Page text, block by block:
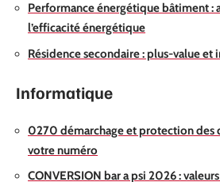
Performance énergétique bâtiment :
l’efficacité énergétique
Résidence secondaire : plus-value et
Informatique
0270 démarchage et protection des
votre numéro
CONVERSION bar a psi 2026 :